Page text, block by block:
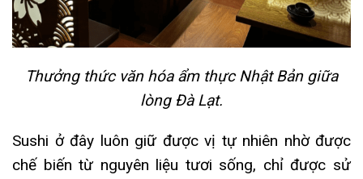
Thưởng thức văn hóa ẩm thực Nhật Bản giữa
lòng Đà Lạt.
Sushi ở đây luôn giữ được vị tự nhiên nhờ được
chế biến từ nguyên liệu tươi sống, chỉ được sử